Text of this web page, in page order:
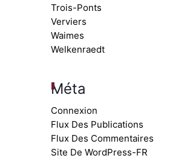
Trois-Ponts
Verviers
Waimes
Welkenraedt
Méta
Connexion
Flux Des Publications
Flux Des Commentaires
Site De WordPress-FR